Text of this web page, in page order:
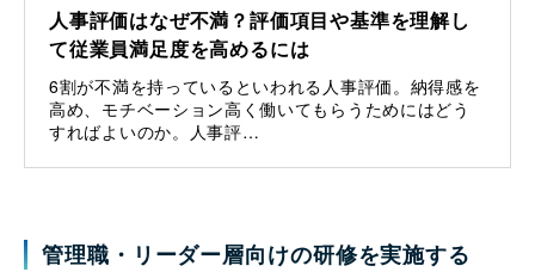
人事評価はなぜ不満？評価項目や基準を理解し
て従業員満足度を高めるには
6割が不満を持っているといわれる人事評価。納得感を
高め、モチベーション高く働いてもらうためにはどう
すればよいのか。人事評…
管理職・リーダー層向けの研修を実施する